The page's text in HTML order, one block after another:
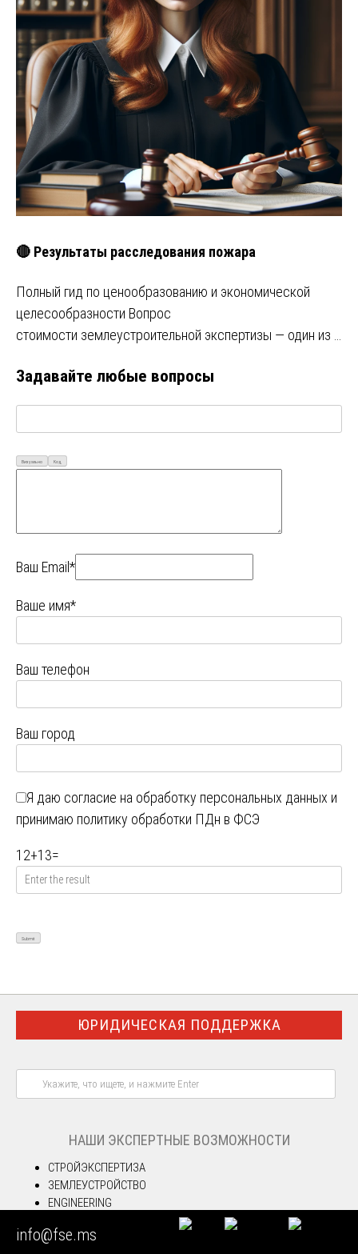
🔴 Результаты расследования пожара
Полный гид по ценообразованию и экономической
целесообразности Вопрос
стоимости землеустроительной экспертизы — один из …
Задавайте любые вопросы
Визуально Код
Ваш Email*
Ваше имя*
Ваш телефон
Ваш город
Я даю согласие на обработку персональных данных и
принимаю политику обработки ПДн в ФСЭ
12+13=
ЮРИДИЧЕСКАЯ ПОДДЕРЖКА
НАШИ ЭКСПЕРТНЫЕ ВОЗМОЖНОСТИ
СТРОЙЭКСПЕРТИЗА
ЗЕМЛЕУСТРОЙСТВО
ENGINEERING
ПОЖАРОТЕХНИКА
info@fse.ms